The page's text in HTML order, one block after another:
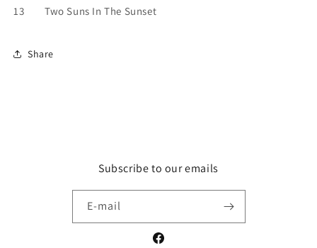
13 Two Suns In The Sunset
Share
Subscribe to our emails
E-mail